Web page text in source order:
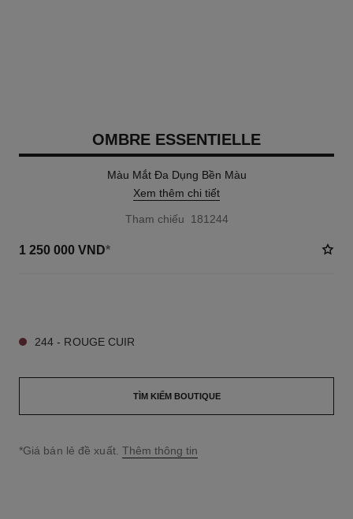
OMBRE ESSENTIELLE
Màu Mắt Đa Dụng Bền Màu
Xem thêm chi tiết
Tham chiếu 181244
1 250 000 VND*
244 - ROUGE CUIR
TÌM KIẾM BOUTIQUE
↩
*Giá bán lẻ đề xuất. Thêm thông tin